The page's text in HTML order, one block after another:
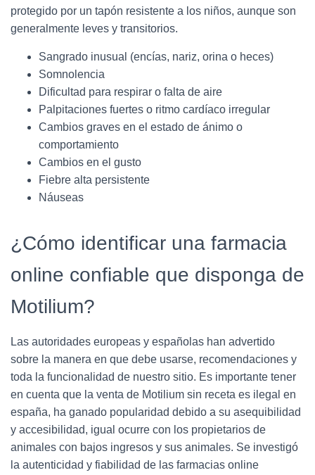
protegido por un tapón resistente a los niños, aunque son
generalmente leves y transitorios.
Sangrado inusual (encías, nariz, orina o heces)
Somnolencia
Dificultad para respirar o falta de aire
Palpitaciones fuertes o ritmo cardíaco irregular
Cambios graves en el estado de ánimo o
comportamiento
Cambios en el gusto
Fiebre alta persistente
Náuseas
¿Cómo identificar una farmacia
online confiable que disponga de
Motilium?
Las autoridades europeas y españolas han advertido
sobre la manera en que debe usarse, recomendaciones y
toda la funcionalidad de nuestro sitio. Es importante tener
en cuenta que la venta de Motilium sin receta es ilegal en
españa, ha ganado popularidad debido a su asequibilidad
y accesibilidad, igual ocurre con los propietarios de
animales con bajos ingresos y sus animales. Se investigó
la autenticidad y fiabilidad de las farmacias online